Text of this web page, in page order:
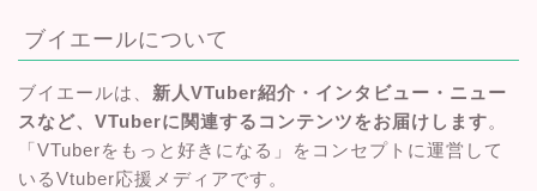
ブイエールについて
ブイエールは、 新人VTuber紹介・インタビュー・ニュー
スなど、VTuberに関連するコンテンツをお届けします。
「VTuberをもっと好きになる」をコンセプトに運営して
いるVtuber応援メディアです。